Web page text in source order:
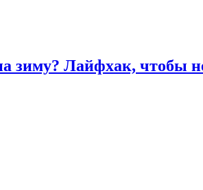
зиму? Лайфхак, чтобы